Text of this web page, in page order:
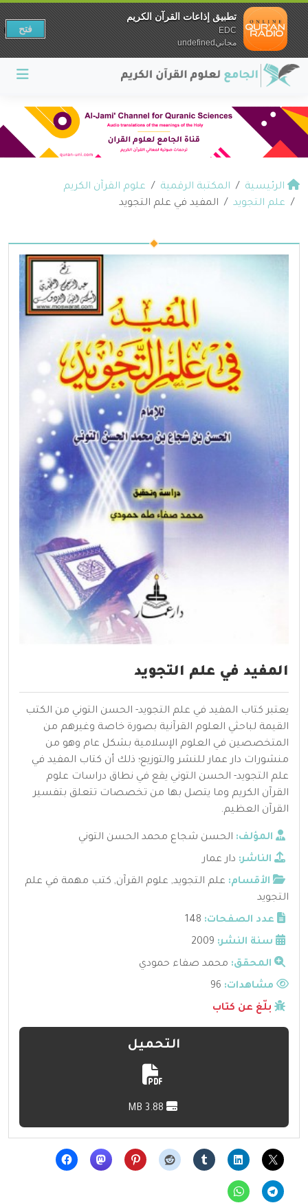
الرئيسية المكتبة الرقمية
علوم القرآن الكريم
علم التجويد
المفيد في علم التجويد
المفيد في علم التجويد
يعتبر كتاب المفيد في علم التجويد- الحسن التوني من الكتب
القيمة لباحثي العلوم القرآنية بصورة خاصة وغيرهم من
المتخصصين في العلوم الإسلامية بشكل عام وهو من
منشورات دار عمار للنشر والتوزيع؛ ذلك أن كتاب المفيد في
علم التجويد- الحسن التوني يقع في نطاق دراسات علوم
القرآن الكريم وما يتصل بها من تخصصات تتعلق بتفسير
القرآن العظيم.
المؤلف: الحسن شجاع محمد الحسن التوني
الناشر: دار عمار
الأقسام: علم التجويد, علوم القرآن, كتب مهمة في علم
التجويد
عدد الصفحات: 148
سنة النشر: 2009
المحقق: محمد صفاء حمودي
مشاهدات:
بلّغ عن كتاب
التحميل
تطبيق إذاعات القرآن الكريم
EDC
مجانيundefined
فتح